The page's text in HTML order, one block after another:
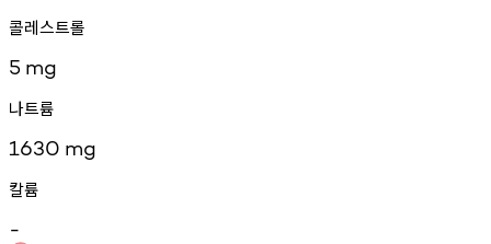
콜레스트롤
5 mg
나트륨
1630 mg
칼륨
-